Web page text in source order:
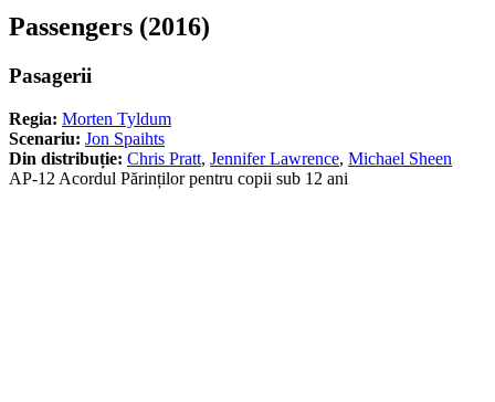
Passengers (2016)
Pasagerii
Regia: Morten Tyldum
Scenariu: Jon Spaihts
Din distribuție: Chris Pratt, Jennifer Lawrence, Michael Sheen
AP-12 Acordul Părinților pentru copii sub 12 ani